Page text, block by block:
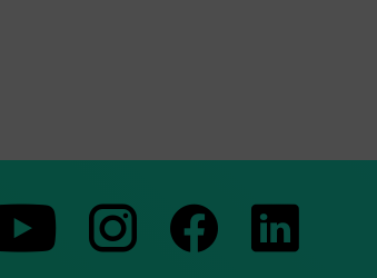
Zu
unserer
Zu
unserer
Zu
unserer